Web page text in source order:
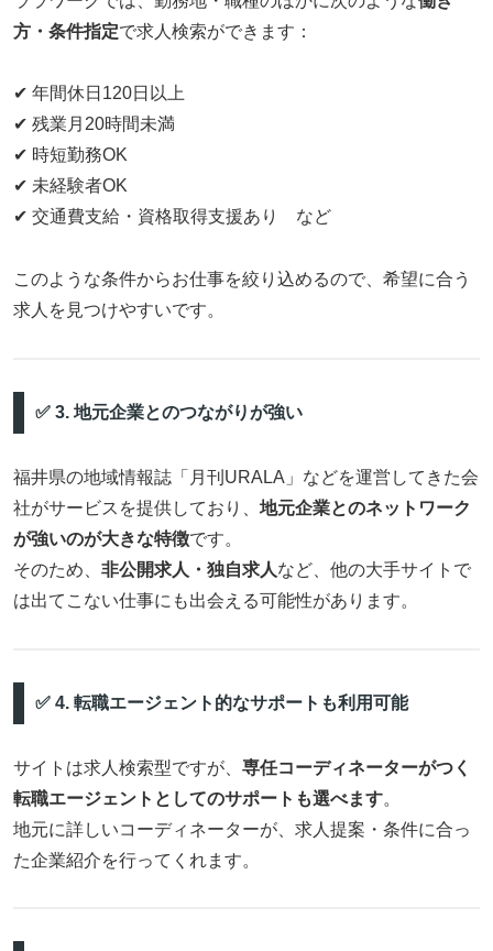
方・条件指定で求人検索ができます：
✔ 年間休日120日以上
✔ 残業月20時間未満
✔ 時短勤務OK
✔ 未経験者OK
✔ 交通費支給・資格取得支援あり など
このような条件からお仕事を絞り込めるので、希望に合う
求人を見つけやすいです。
✅ 3. 地元企業とのつながりが強い
福井県の地域情報誌「月刊URALA」などを運営してきた会
社がサービスを提供しており、 地元企業とのネットワーク
が強いのが大きな特徴です。
そのため、 非公開求人・独自求人など、他の大手サイトで
は出てこない仕事にも出会える可能性があります。
✅ 4. 転職エージェント的なサポートも利用可能
サイトは求人検索型ですが、 専任コーディネーターがつく
転職エージェントとしてのサポートも選べます。
地元に詳しいコーディネーターが、求人提案・条件に合っ
た企業紹介を行ってくれます。